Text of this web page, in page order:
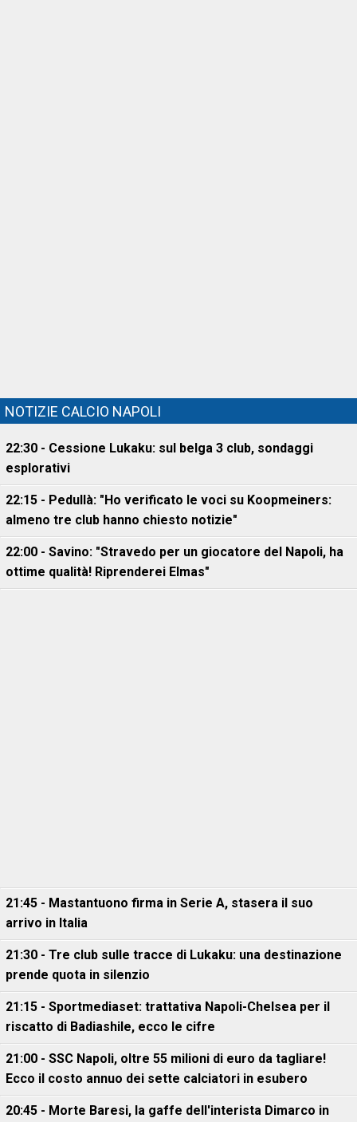
NOTIZIE CALCIO NAPOLI
22:30 - Cessione Lukaku: sul belga 3 club, sondaggi
esplorativi
22:15 - Pedullà: "Ho verificato le voci su Koopmeiners:
almeno tre club hanno chiesto notizie"
22:00 - Savino: "Stravedo per un giocatore del Napoli, ha
ottime qualità! Riprenderei Elmas"
21:45 - Mastantuono firma in Serie A, stasera il suo
arrivo in Italia
21:30 - Tre club sulle tracce di Lukaku: una destinazione
prende quota in silenzio
21:15 - Sportmediaset: trattativa Napoli-Chelsea per il
riscatto di Badiashile, ecco le cifre
21:00 - SSC Napoli, oltre 55 milioni di euro da tagliare!
Ecco il costo annuo dei sette calciatori in esubero
20:45 - Morte Baresi, la gaffe dell'interista Dimarco in